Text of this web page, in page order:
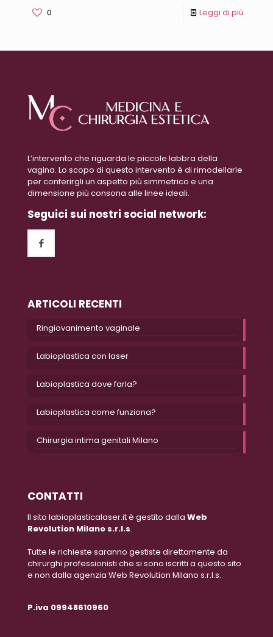
0 Leggi di più
L’intervento che riguarda le piccole labbra della
vagina. Lo scopo di questo intervento è di rimodellarle
per conferirgli un aspetto più simmetrico e una
dimensione più consona alle linee ideali.
Seguici sui nostri social network:
ARTICOLI RECENTI
Ringiovanimento vaginale
Labioplastica con laser
Labioplastica dove farla?
Labioplastica come funziona?
Chirurgia intima genitali Milano
CONTATTI
Il sito labioplasticalaser.it è gestito dalla Web
Revolution Milano s.r.l.s.
Tutte le richieste saranno gestiste direttamente da
chirurghi professionisti che si sono iscritti a questo sito
e non dalla agenzia Web Revolution Milano s.r.l.s.
P.iva 09948610960